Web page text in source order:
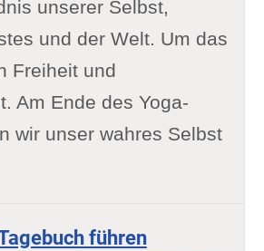
unserer Selbst,
und der Welt. Um das
Freiheit und
Am Ende des Yoga-
wir unser wahres Selbst
führen